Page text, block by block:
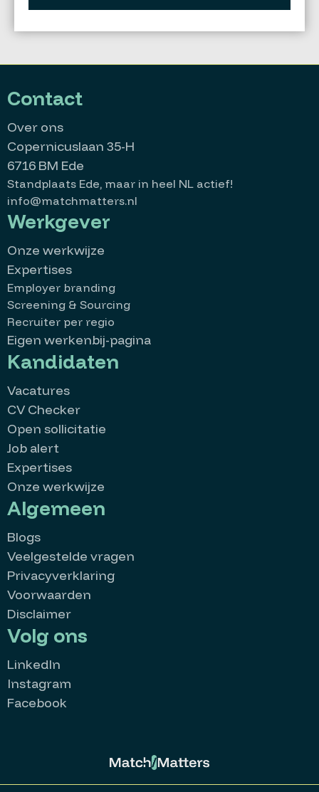
Kan ik je ergens mee helpen?
Contact
Over ons
Copernicuslaan 35-H
6716 BM Ede
Standplaats Ede, maar in heel NL actief!
info@matchmatters.nl
Werkgever
Onze werkwijze
Expertises
Employer branding
Screening & Sourcing
Recruiter per regio
Eigen werkenbij-pagina
Kandidaten
Vacatures
CV Checker
Open sollicitatie
Job alert
Expertises
Onze werkwijze
Algemeen
Blogs
Veelgestelde vragen
Privacyverklaring
Voorwaarden
Disclaimer
Volg ons
LinkedIn
Instagram
Facebook